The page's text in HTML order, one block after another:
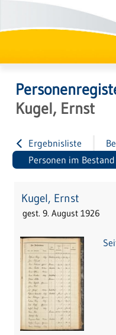
Kugel, Ernst
Ergebnisliste
Personen im Bestand
Kugel, Ernst
gest. 9. August 1926